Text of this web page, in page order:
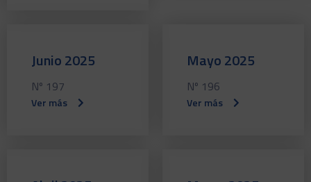
Junio 2025
Nº 197
Ver más
Mayo 2025
Nº 196
Ver más